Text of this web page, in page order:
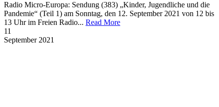
Radio Micro-Europa: Sendung (383) „Kinder, Jugendliche und die
Pandemie“ (Teil 1) am Sonntag, den 12. September 2021 von 12 bis
13 Uhr im Freien Radio... Read More
11
September 2021